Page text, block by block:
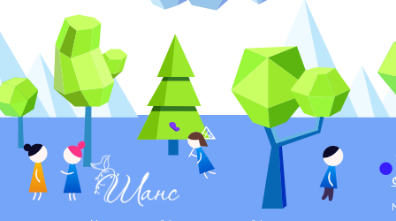
2013 год
2012 год
2011 год
2010 год